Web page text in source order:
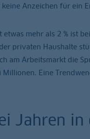
Anzeichen für ein
mehr als 2 % ist
privaten Haushalte
am Arbeitsmarkt die
Eine
Jahren in